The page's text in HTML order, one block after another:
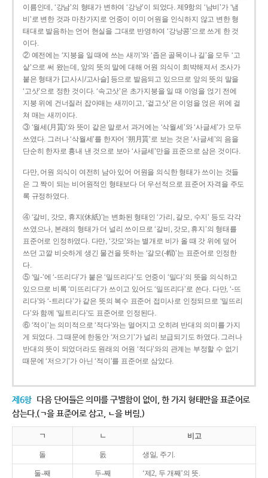
이름인데, ‘강남’의 형태가 변하여 ‘강낭’이 되었다. 제9항의 ‘남비’가 ‘냄
비’로 변한 것과 마찬가지로 언중이 이미 어원을 인식하지 않고 변한 형
태대로 발음하는 언어 현실을 그대로 반영하여 ‘강낭콩’으로 쓰게 한 것
이다.
② 예전에는 ‘지붕을 일 때에 쓰는 새끼’와 ‘좁은 골목이나 길’을 모두 ‘고
샅’으로 써 왔는데, 앞의 뜻의 말에 대해 어원 의식이 희박해져서 조사가
붙은 형태가 [고사시/고사슬] 등으로 발음되고 있으므로 앞의 뜻의 말을
‘고삿’으로 정한 것이다. ‘속고삿’은 초가지붕을 일 때 이엉을 얹기 전에
지붕 위에 건너질러 잡아매는 새끼이고, ‘겉고삿’은 이엉을 얹은 위에 걸
쳐 매는 새끼이다.
③ ‘월세(月貰)’와 뜻이 같은 말로서 과거에는 ‘삭월세’와 ‘사글세’가 모두
쓰였다. 그러나 ‘삭월세’를 한자어 ‘朔月貰’로 보는 것은 ‘사글세’의 음을
단순히 한자로 흉내 낸 것으로 보아 ‘사글세’만을 표준으로 삼은 것이다.
다만, 어원 의식이 여전히 남아 있어 어원을 의식한 형태가 쓰이는 것들
은 그 짝이 되는 비어원적인 형태보다 더 우선적으로 표준어 자격을 주도
록 규정하였다.
④ ‘갈비, 갓모, 휴지(休紙)’는 변화된 형태인 ‘가리, 갈모, 수지’ 등도 각각
쓰였으나, 본래의 형태가 더 널리 쓰이므로 ‘갈비, 갓모, 휴지’의 형태를
표준어로 인정하였다. 다만, ‘갓모’와는 별개로 비가 올 때 갓 위에 덮어
쓰던 고깔 비슷하게 생긴 물건을 뜻하는 ‘갈모(-帽)’는 표준어로 인정한
다.
⑤ ‘밀-’에 ‘-뜨리다’가 붙은 ‘밀뜨리다’도 언중이 ‘밀다’의 뜻을 의식하고
있으므로 비록 ‘미뜨리다’가 쓰이고 있어도 ‘밀뜨리다’로 쓴다. 다만, ‘-뜨
리다’와 ‘-트리다’가 같은 뜻의 복수 표준어 접미사로 인정되므로 ‘밀뜨리
다’와 함께 ‘밀트리다’도 표준어로 인정된다.
⑥ ‘적이’는 의미적으로 ‘적다’와는 멀어지고 오히려 반대의 의미를 가지
게 되었다. 그 때문에 한동안 ‘저으기’가 널리 보급되기도 하였다. 그러나
반대의 뜻이 되었더라도 원래의 어원 ‘적다’와의 관계는 부정할 수 없기
때문에 ‘저으기’가 아닌 ‘적이’를 표준어로 삼았다.
제6항 다음 단어들은 의미를 구별함이 없이, 한 가지 형태만을 표준어로
삼는다.(ㄱ을 표준어로 삼고, ㄴ을 버림.)
ㄱ ㄴ 비고
돌 돐 생일, 주기.
둘-째 두-째 ‘제2, 두 개째’의 뜻.